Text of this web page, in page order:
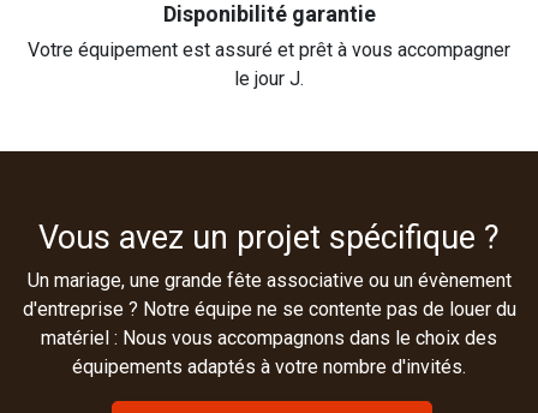
Disponibilité garantie
Votre équipement est assuré et prêt à vous accompagner
le jour J.
Vous avez un projet spécifique ?
Un mariage, une grande fête associative ou un évènement
d'entreprise ? Notre équipe ne se contente pas de louer du
matériel : Nous vous accompagnons dans le choix des
équipements adaptés à votre nombre d'invités.